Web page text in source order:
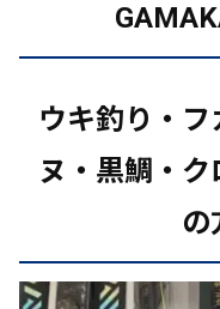
ウキ釣り・
ヌ・黒鯛・
の